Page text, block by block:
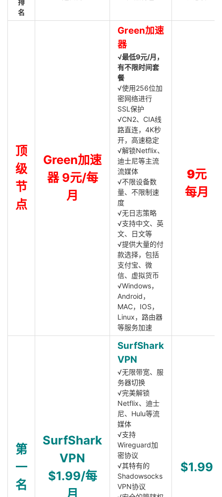
排
名
顶
级
节
点
Green加速
器 9元/每
月
Green加速
器
√最低9元/月，
有不限时间套
餐
√使用256位加
密网络进行
SSL保护
√CN2、CIA线
路直连，4K秒
开，高速稳定
√解锁Netflix、
迪士尼等主流
流媒体
√不限设备数
量、不限制速
度
√无日志策略
√支持中文、英
文、日文等
√提供大量的付
款选择，包括
支付宝、微
信、虚拟货币
√Windows，
Android，
MAC，IOS，
Linux，路由器
等服务加速
9元
每月
第
一
名
SurfShark
VPN
$1.99/每
月
SurfShark
VPN
√无限带宽、服
务器切换
√完美解锁
Netflix、迪士
尼、Hulu等流
媒体
√支持
Wireguard加
密协议
√其特有的
Shadowsocks
VPN协议
$1.99